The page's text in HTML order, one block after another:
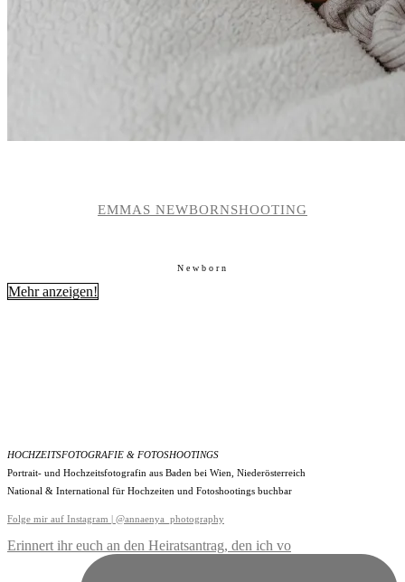
EMMAS NEWBORNSHOOTING
Newborn
Mehr anzeigen!
HOCHZEITSFOTOGRAFIE & FOTOSHOOTINGS
Portrait- und Hochzeitsfotografin aus Baden bei Wien, Niederösterreich
National & International für Hochzeiten und Fotoshootings buchbar
Folge mir auf Instagram | @annaenya_photography
Erinnert ihr euch an den Heiratsantrag, den ich vo